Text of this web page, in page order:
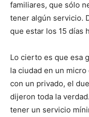
familiares, que sólo
tener algún servicio.
que estar los 15 días
Lo cierto es que esa
la ciudad en un
con un privado, el
dijeron toda la
tener un servicio